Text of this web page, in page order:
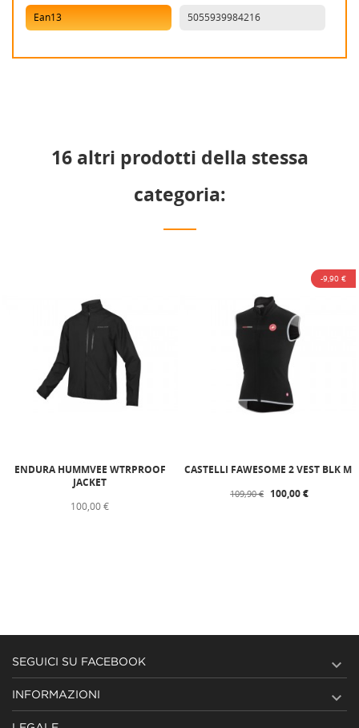
Ean13 5055939984216
16 altri prodotti della stessa
categoria:
ENDURA HUMMVEE WTRPROOF
JACKET
100,00 €
-9,90 €
CASTELLI FAWESOME 2 VEST BLK M
109,90 € 100,00 €
SEGUICI SU FACEBOOK 
INFORMAZIONI 